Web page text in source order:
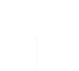
534